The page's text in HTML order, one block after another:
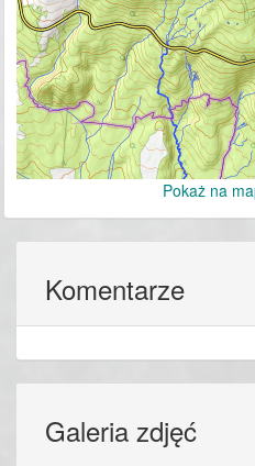
Pokaż na
Komentarze
Galeria zdjęć